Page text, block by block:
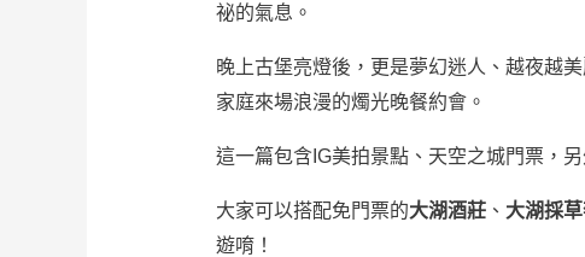
祕的氣息。
晚上古堡亮燈後，更是夢幻迷人、越夜越
家庭來場浪漫的燭光晚餐約會。
這一篇包含IG美拍景點、天空之城門票，
大家可以搭配免門票的大湖酒莊、 大湖採
遊唷！